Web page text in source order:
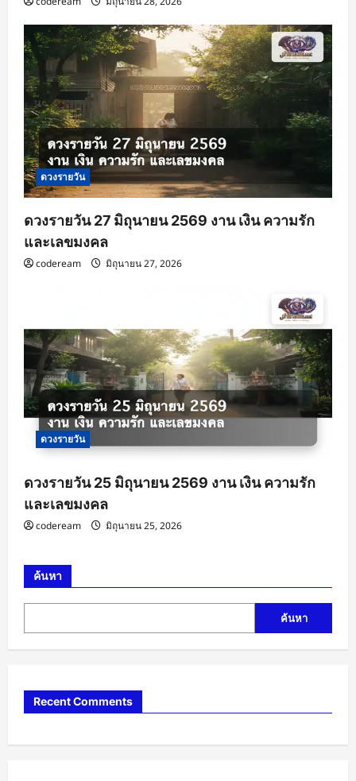
ดวงรายวัน
ดวงรายวัน 27 มิถุนายน 2569 งาน เงิน ความรัก
และเลขมงคล
codeream มิถุนายน 27, 2026
ดวงรายวัน
ดวงรายวัน 25 มิถุนายน 2569 งาน เงิน ความรัก
และเลขมงคล
codeream มิถุนายน 25, 2026
ค้นหา
ค้นหา
Recent Comments